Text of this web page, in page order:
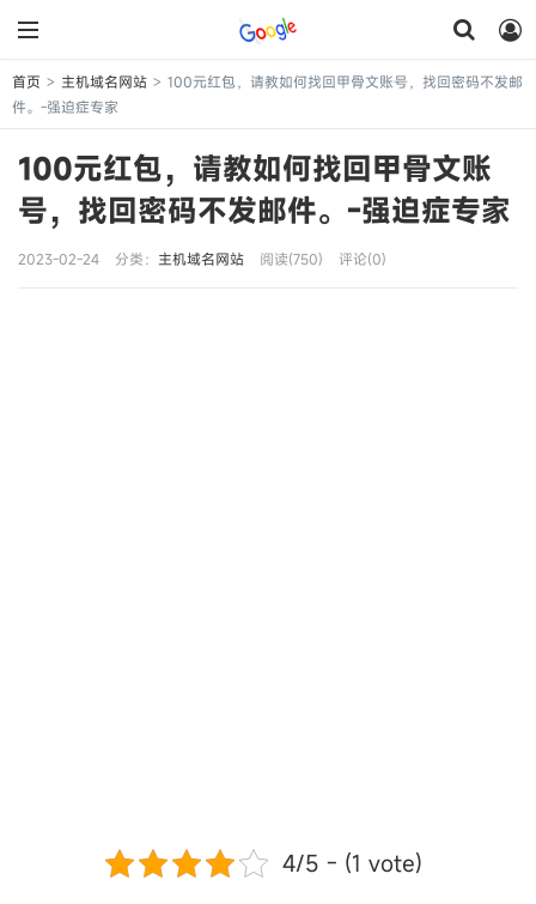
首页 > 主机域名网站 > 100元红包，请教如何找回甲骨文账号，找回密码不发邮
件。-强迫症专家
100元红包，请教如何找回甲骨文账
号，找回密码不发邮件。-强迫症专家
2023-02-24 分类： 主机域名网站 阅读(750) 评论(0)
4/5 - (1 vote)